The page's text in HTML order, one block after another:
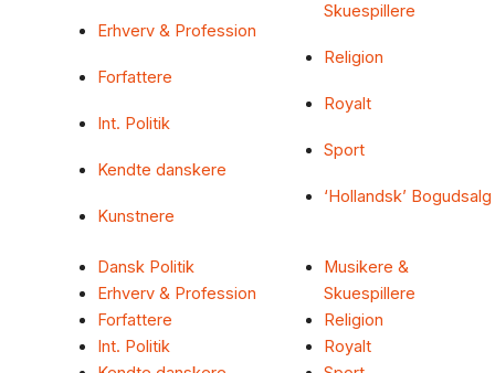
Erhverv & Profession
Forfattere
Int. Politik
Kendte danskere
Kunstnere
Skuespillere
Religion
Royalt
Sport
‘Hollandsk’ Bogudsalg
Dansk Politik
Erhverv & Profession
Forfattere
Int. Politik
Musikere &
Skuespillere
Religion
Royalt